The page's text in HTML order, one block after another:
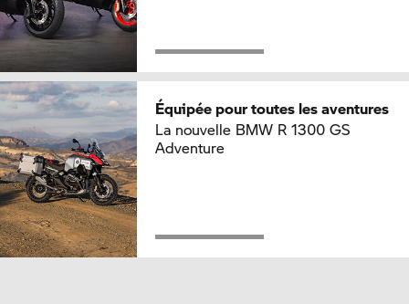
Équipée pour toutes les aventures
La nouvelle BMW R 1300 GS
Adventure